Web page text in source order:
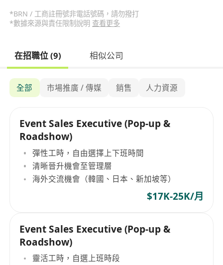
*BRN / 工商註冊號非電話號碼，請勿撥打
*數據來源與責任限制說明 查看更多
在招職位 (9) 相似公司
全部 市場推廣 / 傳媒 銷售 人力資源
Event Sales Executive (Pop-up &
Roadshow)
彈性工時，自由選擇上下班時間
清晰晉升機會至管理層
海外交流機會（韓國、日本、新加坡等）
$17K-25K/月
Event Sales Executive (Pop-up &
Roadshow)
靈活工時，自選上班時段